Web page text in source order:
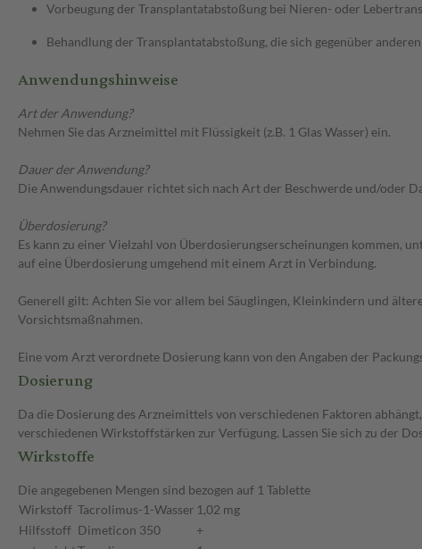
Vorbeugung der Transplantatabstoßung bei Nieren- oder
Behandlung der Transplantatabstoßung, die sich gegenüber
Anwendungshinweise
Art der Anwendung?
Nehmen Sie das Arzneimittel mit Flüssigkeit (z.B. 1 Glas Wasser) ein.
Dauer der Anwendung?
Die Anwendungsdauer richtet sich nach Art der Beschwerde und/oder
Überdosierung?
Es kann zu einer Vielzahl von Überdosierungserscheinungen kommen,
auf eine Überdosierung umgehend mit einem Arzt in Verbindung.
Generell gilt: Achten Sie vor allem bei Säuglingen, Kleinkindern und
Vorsichtsmaßnahmen.
Eine vom Arzt verordnete Dosierung kann von den Angaben der
Dosierung
Da die Dosierung des Arzneimittels von verschiedenen Faktoren
verschiedenen Wirkstoffstärken zur Verfügung. Lassen Sie sich zu der
Wirkstoffe
Die angegebenen Mengen sind bezogen auf 1 Tablette
Wirkstoff Tacrolimus-1-Wasser 1,02 mg
Hilfsstoff Dimeticon 350
+